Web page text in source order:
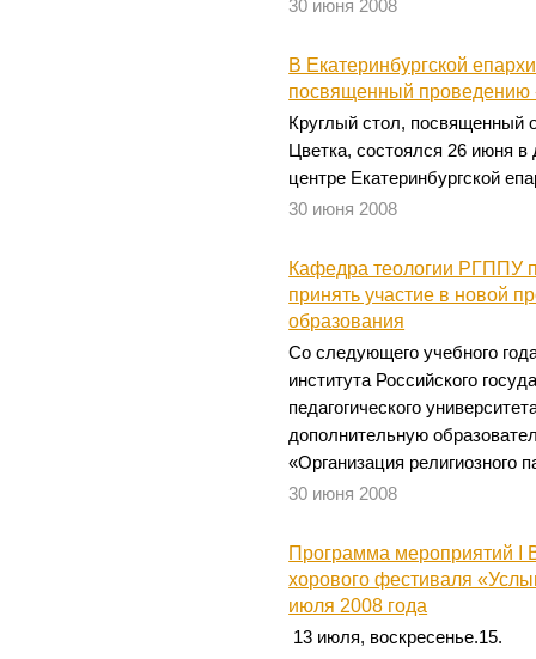
30 июня 2008
В Екатеринбургской
посвященный проведению
Круглый стол, посвященный
Цветка, состоялся 26 июня в
центре Екатеринбургской
30 июня 2008
Кафедра теологии РГППУ
принять участие в новой
образования
Со следующего учебного
института Российского
педагогического
дополнительную
«Организация религиозного
30 июня 2008
Программа мероприятий I
хорового фестиваля
июля 2008 года
13 июля, воскресенье.15.